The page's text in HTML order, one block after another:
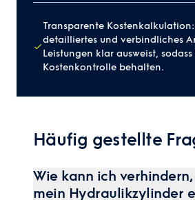
Transparente
detailliertes und verbindliches
Leistungen klar ausweist, sodass
Kostenkontrolle behalten.
Häufig gestellte
Wie kann ich verhindern,
mein Hydraulikzylinder